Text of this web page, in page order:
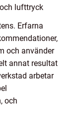
lufttryck
Erfarna
och använder
annat resultat
arbetar
och